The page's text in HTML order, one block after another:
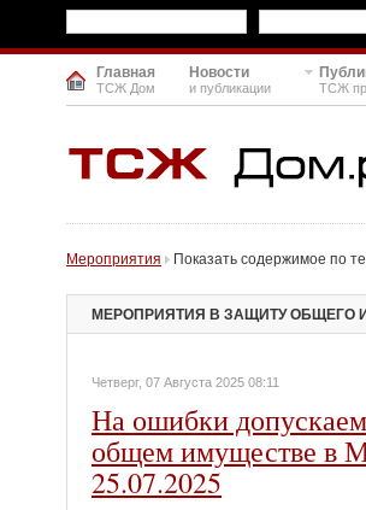
Главная
ТСЖ Дом
Новости
и публикации ТСЖ
Мероприятия Показать содержимое по
МЕРОПРИЯТИЯ В ЗАЩИТУ ОБЩЕГО
Четверг, 07 Августа 2025 08:11
На ошибки
общем имуществе в
25.07.2025